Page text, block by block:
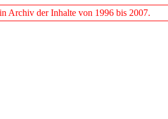
Archiv der Inhalte von 1996 bis 2007.